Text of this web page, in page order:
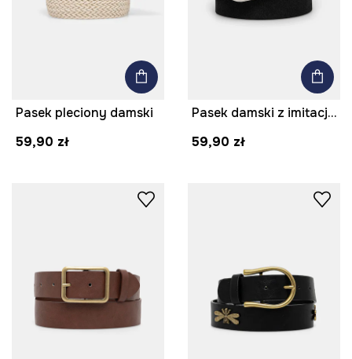
Pasek pleciony damski
59,90 zł
Pasek damski z imitacji skóry kolor czarny
59,90 zł